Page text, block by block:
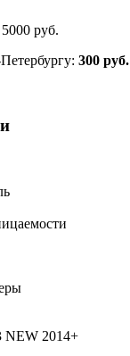
5000 руб.
300 руб.
NEW 2014+